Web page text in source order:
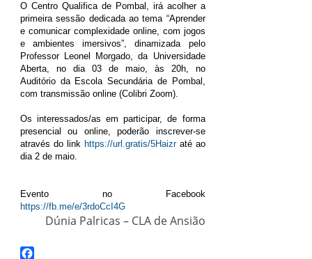
O Centro Qualifica de Pombal, irá acolher a
primeira sessão dedicada ao tema “Aprender
e comunicar complexidade online, com jogos
e ambientes imersivos”, dinamizada pelo
Professor Leonel Morgado, da Universidade
Aberta, no dia 03 de maio, às 20h, no
Auditório da Escola Secundária de Pombal,
com transmissão online (Colibri Zoom).
Os interessados/as em participar, de forma
presencial ou online, poderão inscrever-se
através do link https://url.gratis/5Haizraté ao
dia 2 de maio.
Evento no Facebook
https://fb.me/e/3rdoCcI4G
Dúnia Palricas – CLA de Ansião